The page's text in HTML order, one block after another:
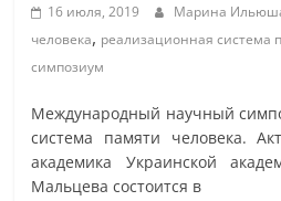
16 июля, 2019 Марина
человека, реализационная система
симпозиум
Международный научный
система памяти человека.
академика Украинской
Мальцева состоится в